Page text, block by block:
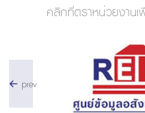
คลิกที่ตราหน่วยงาน
prev